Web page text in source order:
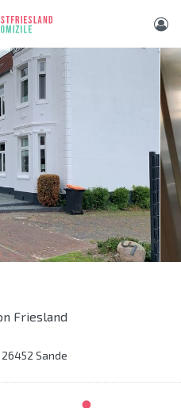
Friesland
Sande